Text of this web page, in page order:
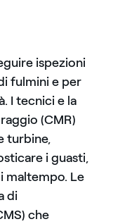
ispezioni
fulmini e per
I tecnici e la
(CMR)
turbine,
i guasti,
maltempo. Le
di
che